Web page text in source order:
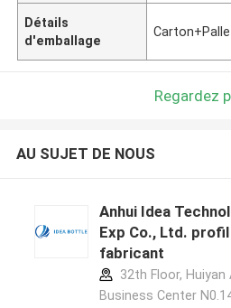
Détails
d'emballage
Regardez
AU SUJET DE NOUS
Anhui Idea
Exp Co., Ltd.
fabricant
32th Floor, Huiyan
Business Center